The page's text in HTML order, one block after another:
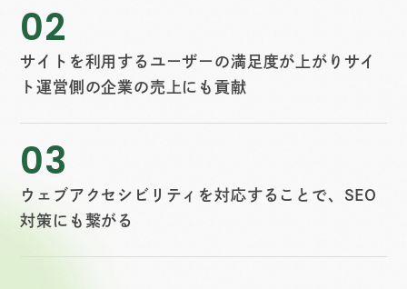
02
サイトを利用するユーザーの満足度が上がりサイ
ト運営側の企業の売上にも貢献
03
ウェブアクセシビリティを対応することで、SEO
対策にも繋がる